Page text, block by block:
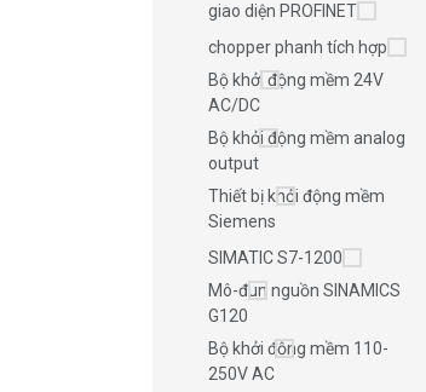
giao diện PROFINET
chopper phanh tích hợp
Bộ khởi động mềm 24V
AC/DC
Bộ khởi động mềm analog
output
Thiết bị khởi động mềm
Siemens
SIMATIC S7-1200
Mô-đun nguồn SINAMICS
G120
Bộ khởi động mềm 110-
250V AC